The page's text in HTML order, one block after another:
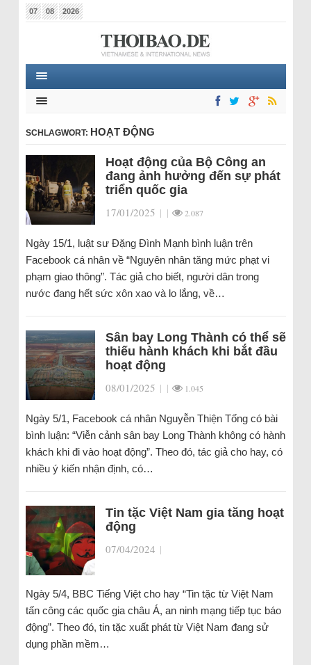
07 08 2026
SCHLAGWORT: HOẠT ĐỘNG
Hoạt động của Bộ Công an
đang ảnh hưởng đến sự phát
triển quốc gia
17/01/2025 | | 2.087
Ngày 15/1, luật sư Đặng Đình Mạnh bình luận trên
Facebook cá nhân về “Nguyên nhân tăng mức phạt vi
phạm giao thông”. Tác giả cho biết, người dân trong
nước đang hết sức xôn xao và lo lắng, về…
Sân bay Long Thành có thể sẽ
thiếu hành khách khi bắt đầu
hoạt động
08/01/2025 | | 1.045
Ngày 5/1, Facebook cá nhân Nguyễn Thiện Tống có bài
bình luận: “Viễn cảnh sân bay Long Thành không có hành
khách khi đi vào hoạt động”. Theo đó, tác giả cho hay, có
nhiều ý kiến nhận định, có…
Tin tặc Việt Nam gia tăng hoạt
động
07/04/2024 |
Ngày 5/4, BBC Tiếng Việt cho hay “Tin tặc từ Việt Nam
tấn công các quốc gia châu Á, an ninh mạng tiếp tục báo
động”. Theo đó, tin tặc xuất phát từ Việt Nam đang sử
dụng phần mềm…